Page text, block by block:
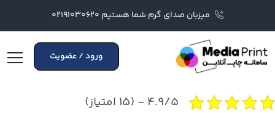
میزبان صدای گرم شما هستیم ۰۲۱۹۱۰۳۰۶۲۰
ورود / عضویت
۴.۹/۵ - (۱۵ امتیاز)